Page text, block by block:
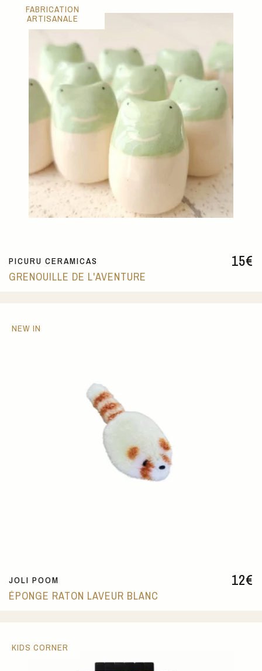
15€
PICURU CERAMICAS
GRENOUILLE DE L'AVENTURE
FABRICATION
ARTISANALE
12€
JOLI POOM
ÉPONGE RATON LAVEUR BLANC
NEW IN
KIDS CORNER